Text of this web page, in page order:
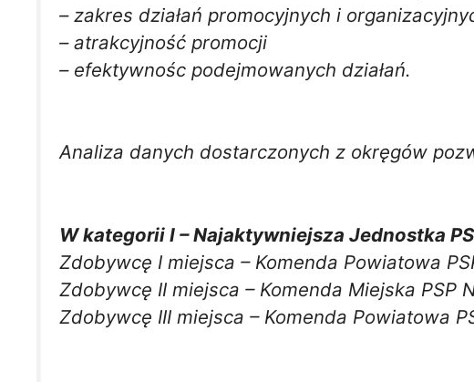
– zakres działań promocyjnych i
– atrakcyjność promocji
– efektywnośc podejmowanych działań.
Analiza danych dostarczonych z okręgów
W kategorii I – Najaktywniejsza Jednostka
Zdobywcę I miejsca – Komenda Powiatowa
Zdobywcę II miejsca – Komenda Miejska PSP
Zdobywcę III miejsca – Komenda Powiatowa